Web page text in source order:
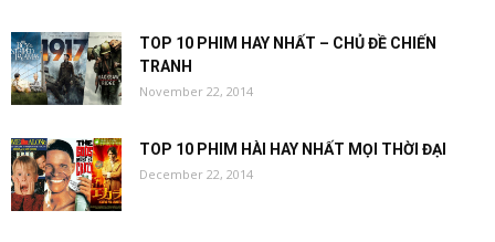
TOP 10 PHIM HAY NHẤT – CHỦ ĐỀ CHIẾN
TRANH
November 22, 2014
TOP 10 PHIM HÀI HAY NHẤT MỌI THỜI ĐẠI
December 22, 2014